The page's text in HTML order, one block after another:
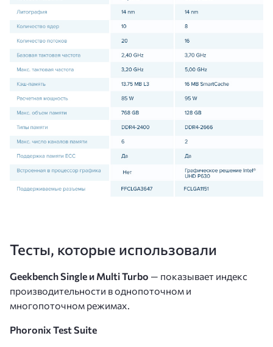
Тесты, которые использовали
Geekbench Single и Multi Turbo — показывает индекс
производительности в однопоточном и
многопоточном режимах.
Phoronix Test Suite